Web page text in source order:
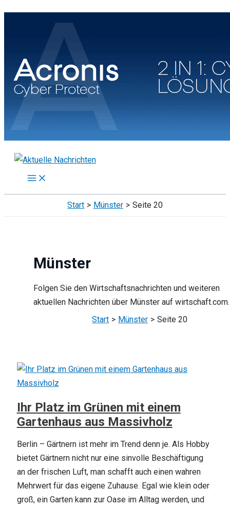
Zum
Start Münster Seite 20
Münster
Folgen Sie den Wirtschaftsnachrichten und weiteren
aktuellen Nachrichten über Münster auf wirtschaft.com.
Start
Münster Seite 20
Ihr Platz im Grünen mit einem
Gartenhaus aus Massivholz
Berlin – Gärtnern ist mehr im Trend denn je. Als Hobby
bietet Gärtnern nicht nur eine sinvolle Beschäftigung
an der frischen Luft, man schafft auch einen wahren
Mehrwert für das eigene Zuhause. Egal wie klein oder
groß, ein Garten kann zur Oase im Alltag werden, und